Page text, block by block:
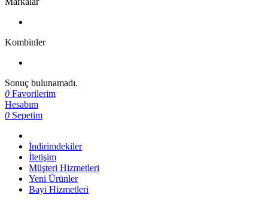
Kombinler
Sonuç bulunamadı.
0 Favorilerim
Hesabım
0 Sepetim
İndirimdekiler
İletişim
Müşteri Hizmetleri
Yeni Ürünler
Bayi Hizmetleri